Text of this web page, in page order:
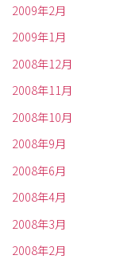
2009年2月
2009年1月
2008年12月
2008年11月
2008年10月
2008年9月
2008年6月
2008年4月
2008年3月
2008年2月